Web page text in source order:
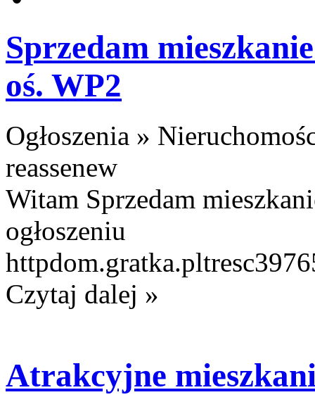
Sprzedam
oś. WP2
Ogłoszenia »
reassenew
Witam Sprzedam
ogłoszeniu
Czytaj dalej »
Atrakcyjne